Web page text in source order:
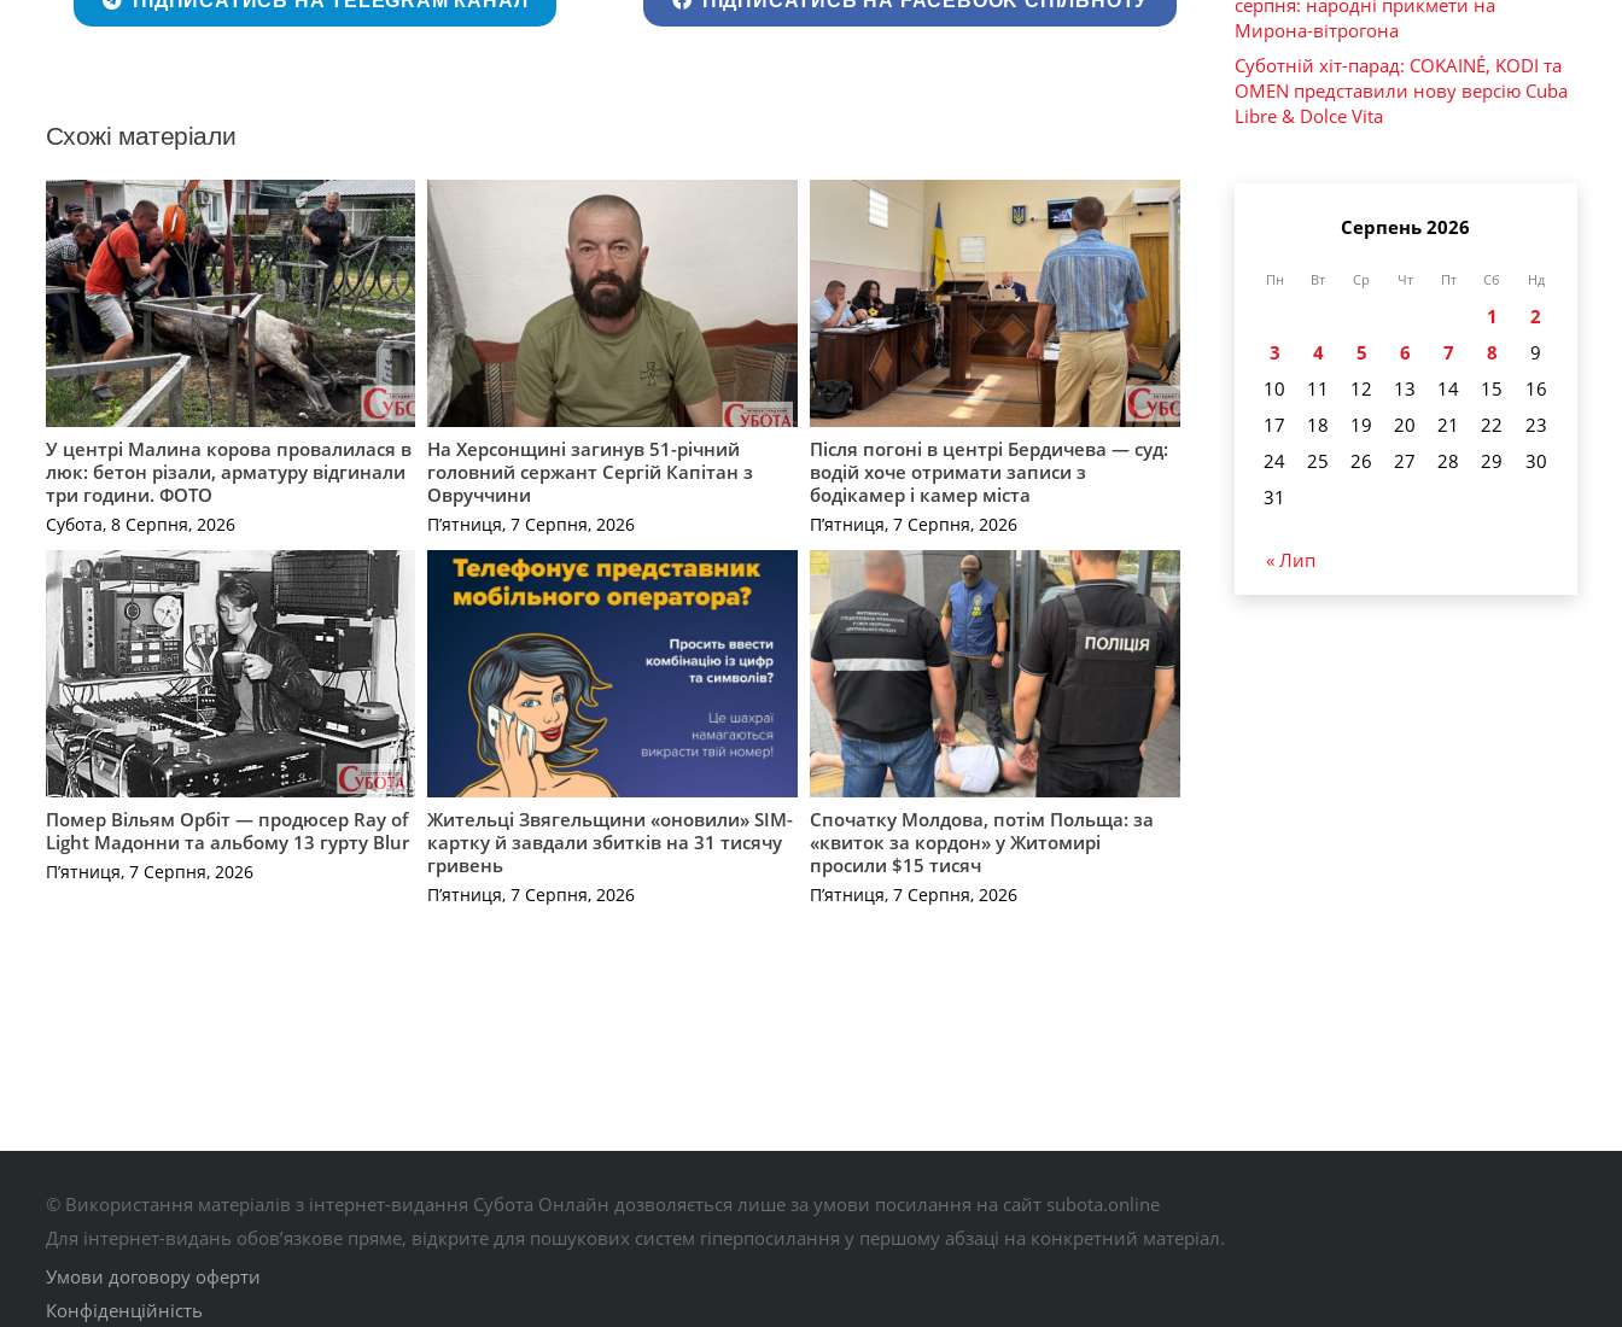
Схожі матеріали
У центрі Малина корова провалилася в
люк: бетон різали, арматуру відгинали
три години. ФОТО
Субота, 8 Серпня, 2026
На Херсонщині загинув 51-річний
головний сержант Сергій Капітан з
Овруччини
П’ятниця, 7 Серпня, 2026
Після погоні в центрі Бердичева — суд:
водій хоче отримати записи з
бодікамер і камер міста
П’ятниця, 7 Серпня, 2026
Помер Вільям Орбіт — продюсер Ray of
Light Мадонни та альбому 13 гурту Blur
П’ятниця, 7 Серпня, 2026
Жительці Звягельщини «оновили» SIM-
картку й завдали збитків на 31 тисячу
гривень
П’ятниця, 7 Серпня, 2026
Спочатку Молдова, потім Польща: за
«квиток за кордон» у Житомирі
просили $15 тисяч
П’ятниця, 7 Серпня, 2026
серпня: народні прикмети на
Мирона-вітрогона
Суботній хіт-парад: COKAINÉ, KODI та
OMEN представили нову версію Cuba
Libre & Dolce Vita
Серпень 2026
Пн Вт Ср Чт Пт Сб Нд
1
2
3
4 5 6 7 8
9
10
11 12 13 14 15
16
17
18 19 20 21 22
23
24
25 26 27 28 29
30
31
« Лип
© Використання матеріалів з інтернет-видання Субота Онлайн дозволяється лише за умови посилання на сайт subota.online
Для інтернет-видань обов’язкове пряме, відкрите для пошукових систем гіперпосилання у першому абзаці на конкретний матеріал.
Умови договору оферти
Конфіденційність